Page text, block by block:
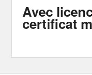
Avec
certificat